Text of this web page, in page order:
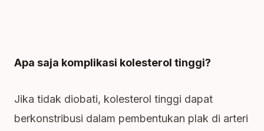
Apa saja komplikasi kolesterol tinggi?
Jika tidak diobati, kolesterol tinggi dapat
berkonstribusi dalam pembentukan plak di arteri